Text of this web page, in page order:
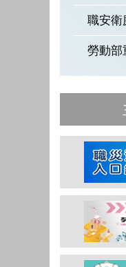
職安衛
勞動部